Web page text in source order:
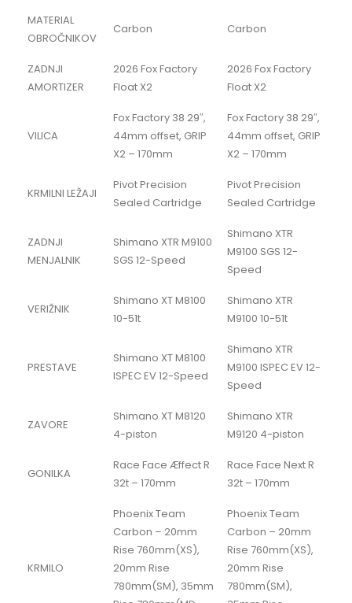
MATERIAL
OBROČNIKOV
Carbon Carbon
ZADNJI
AMORTIZER
2026 Fox Factory
Float X2
2026 Fox Factory
Float X2
VILICA
Fox Factory 38 29″,
44mm offset, GRIP
X2 – 170mm
Fox Factory 38 29″,
44mm offset, GRIP
X2 – 170mm
KRMILNI LEŽAJI
Pivot Precision
Sealed Cartridge
Pivot Precision
Sealed Cartridge
ZADNJI
MENJALNIK
Shimano XTR M9100
SGS 12-Speed
Shimano XTR
M9100 SGS 12-
Speed
VERIŽNIK
Shimano XT M8100
10-51t
Shimano XTR
M9100 10-51t
PRESTAVE
Shimano XT M8100
ISPEC EV 12-Speed
Shimano XTR
M9100 ISPEC EV 12-
Speed
ZAVORE
Shimano XT M8120
4-piston
Shimano XTR
M9120 4-piston
GONILKA
Race Face Æffect R
32t – 170mm
Race Face Next R
32t – 170mm
KRMILO
Phoenix Team
Carbon – 20mm
Rise 760mm(XS),
20mm Rise
780mm(SM), 35mm
Phoenix Team
Carbon – 20mm
Rise 760mm(XS),
20mm Rise
780mm(SM),